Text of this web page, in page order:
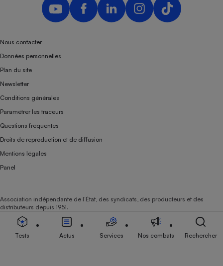
Nous contacter
Données personnelles
Plan du site
Newsletter
Conditions générales
Paramétrer les traceurs
Questions fréquentes
Droits de reproduction et de diffusion
Mentions légales
Panel
Association indépendante de l’État, des syndicats, des producteurs et des
distributeurs depuis 1951.
Tests Actus Services Nos combats Rechercher